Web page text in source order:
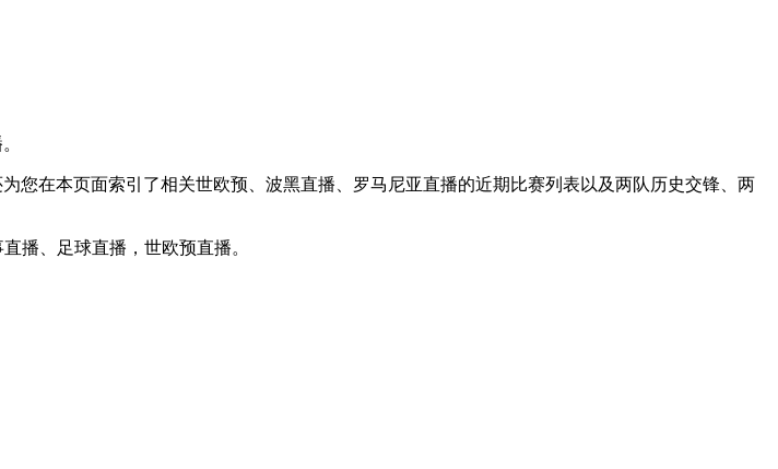
在本页面索引了相关世欧预、波黑直播、罗马尼亚直播的近期比赛列表以及两队历史交锋、两
播、足球直播，世欧预直播。